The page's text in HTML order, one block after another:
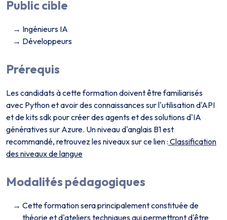
Public cible
Ingénieurs IA
Développeurs
Prérequis
Les candidats à cette formation doivent être familiarisés
avec Python et avoir des connaissances sur l'utilisation d'API
et de kits sdk pour créer des agents et des solutions d'IA
génératives sur Azure. Un niveau d'anglais B1 est
recommandé, retrouvez les niveaux sur ce lien : Classification
des niveaux de langue
Modalités pédagogiques
Cette formation sera principalement constituée de
théorie et d'ateliers techniques qui permettront d'être